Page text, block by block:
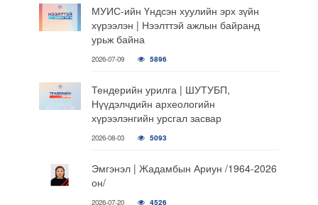
МУИС-ийн Үндсэн хуулийн эрх зүйн
хүрээлэн | Нээлттэй ажлын байранд
урьж байна
2026-07-09 5896
Тендерийн урилга | ШУТУБП,
Нүүдэлчдийн археологийн
хүрээлэнгийн урсгал засвар
2026-08-03 5093
Эмгэнэл | Жадамбын Ариун /1964-2026
он/
2026-07-20 4526